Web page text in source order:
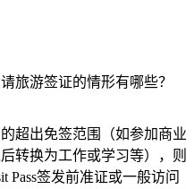
旅游签证的情形有哪些？
超出免签范围（如参加商业
转换为工作或学习等），则
Pass签发前准证或一般访问